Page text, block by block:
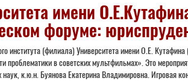
имени
форуме:
института (филиала) Университета имени О.Е.
в советских мультфильмах». Это
к.ю.н. Буянова Екатерина Владимировна. Игровая